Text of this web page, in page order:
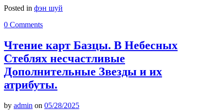
Posted in фэн шуй
0 Comments
Чтение карт Базцы. В Небесных
Стеблях несчастливые
Дополнительные Звезды и их
атрибуты.
by admin on 05/28/2025